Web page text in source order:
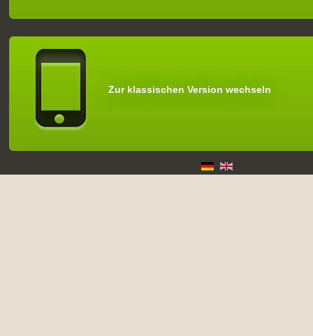
Zur klassischen Version wechseln